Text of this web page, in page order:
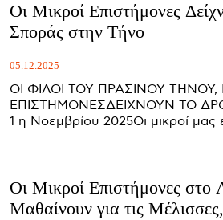
Οι Μικροί Επιστήμονες
Σποράς στην Τήνο
05.12.2025
ΟΙ ΦΙΛΟΙ ΤΟΥ ΠΡΑΣΙΝΟΥ
ΕΠΙΣΤΗΜΟΝΕΣΔΕΙΧΝΟΥΝ ΤΟ
1 η Νοεμβρίου 2025Οι μικροί μας
Οι Μικροί Επιστήμονες στο
Μαθαίνουν για τις